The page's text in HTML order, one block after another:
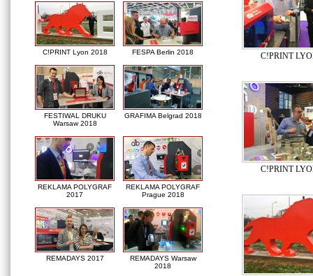
C!PRINT Lyon 2018 FESPA Berlin 2018
FESTIWAL DRUKU
Warsaw 2018
GRAFIMA Belgrad 2018
REKLAMA POLYGRAF
2017
REKLAMA POLYGRAF
Prague 2018
REMADAYS 2017
REMADAYS Warsaw
2018
C!PRINT
C!PRINT